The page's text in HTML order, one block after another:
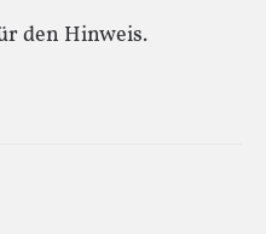
den Hinweis.